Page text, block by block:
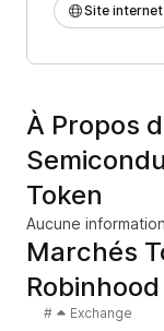
Site internet
À Propos
Token
Aucune
Marchés
# Exchange